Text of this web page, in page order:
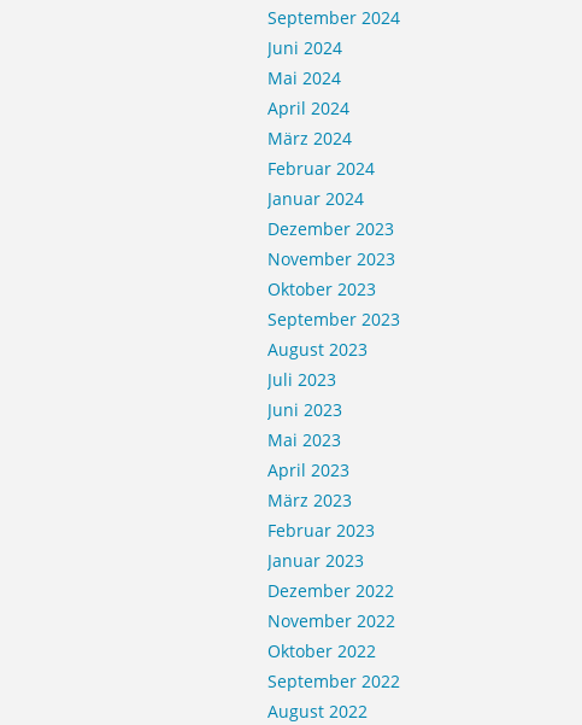
September 2024
Juni 2024
Mai 2024
April 2024
März 2024
Februar 2024
Januar 2024
Dezember 2023
November 2023
Oktober 2023
September 2023
August 2023
Juli 2023
Juni 2023
Mai 2023
April 2023
März 2023
Februar 2023
Januar 2023
Dezember 2022
November 2022
Oktober 2022
September 2022
August 2022